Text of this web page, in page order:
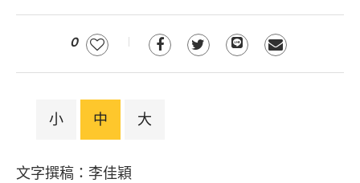
0
小 中 大
文字撰稿：李佳穎